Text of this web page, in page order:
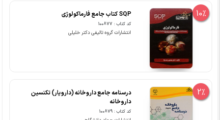
10% SQP کتاب جامع فارماکولوژی
کد کتاب : 100877
انتشارات گروه تالیفی دکتر خلیلی
2%
درسنامه جامع داروخانه (دارویار) تکنسین
داروخانه
کد کتاب : 100879